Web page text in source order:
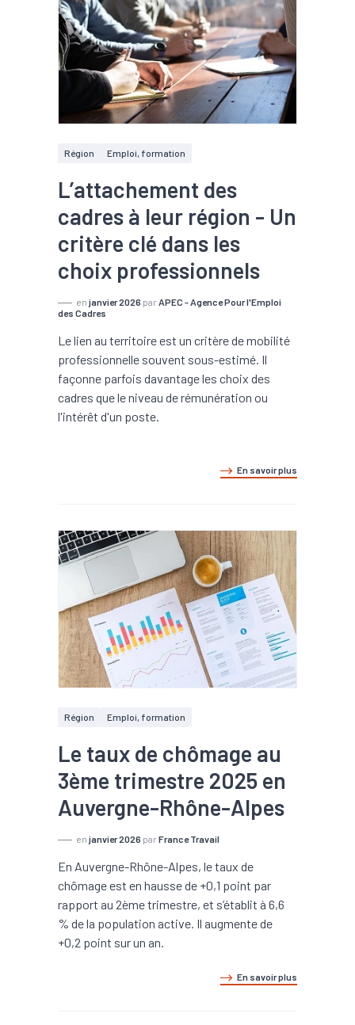
Région Emploi, formation
L’attachement des
cadres à leur région - Un
critère clé dans les
choix professionnels
en janvier 2026 par APEC - Agence Pour l'Emploi
des Cadres
Le lien au territoire est un critère de mobilité
professionnelle souvent sous-estimé. Il
façonne parfois davantage les choix des
cadres que le niveau de rémunération ou
l'intérêt d'un poste.
En savoir plus
Région Emploi, formation
Le taux de chômage au
3ème trimestre 2025 en
Auvergne-Rhône-Alpes
en janvier 2026 par France Travail
En Auvergne-Rhône-Alpes, le taux de
chômage est en hausse de +0,1 point par
rapport au 2ème trimestre, et s’établit à 6,6
% de la population active. Il augmente de
+0,2 point sur un an.
En savoir plus